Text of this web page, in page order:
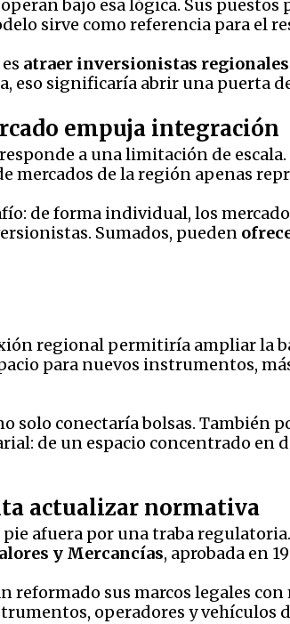
bajo esa lógica. Sus
sirve como referencia para el
atraer inversionistas
eso significaría abrir una
empuja integración
a una limitación de
mercados de la región apenas
de forma individual, los
Sumados, pueden
regional permitiría ampliar la
para nuevos instrumentos,
solo conectaría bolsas. También
de un espacio concentrado en
actualizar normativa
afuera por una traba
y Mercancías, aprobada en
reformado sus marcos legales
operadores y vehículos